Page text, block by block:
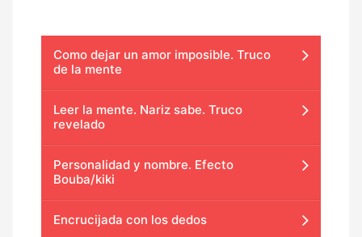
Como dejar un amor imposible. Truco
de la mente
Leer la mente. Nariz sabe. Truco
revelado
Personalidad y nombre. Efecto
Bouba/kiki
Encrucijada con los dedos